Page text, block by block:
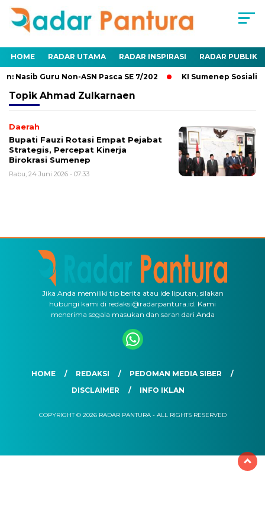
HOME RADAR UTAMA RADAR INSPIRASI RADAR PUBLIK
Nasib Guru Non-ASN Pasca SE 7/202 KI Sumenep
Topik Ahmad Zulkarnaen
Daerah
Bupati Fauzi Rotasi Empat Pejabat
Strategis, Percepat Kinerja
Birokrasi Sumenep
Rabu, 24 Juni 2026 - 07:33
Jika Anda memiliki tip berita atau ide liputan, silakan
hubungi kami di redaksi@radarpantura.id. Kami
menerima segala masukan dan saran dari Anda
HOME REDAKSI
PEDOMAN MEDIA SIBER
DISCLAIMER
INFO IKLAN
COPYRIGHT © 2026 RADAR PANTURA - ALL RIGHTS RESERVED